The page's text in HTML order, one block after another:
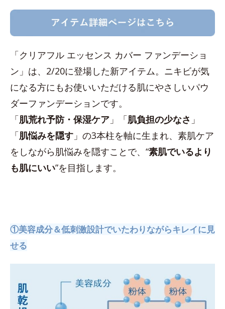
「クリアフル エッセンス カバー ファンデーショ
ン」は、2/20に登場した新アイテム。ニキビが気
になる方にもお使いいただける肌にやさしいパウ
ダーファンデーションです。
「肌荒れ予防・保湿ケア 」「肌負担の少なさ 」
「肌悩みを隠す 」の3本柱を軸に生まれ、素肌ケア
をしながら肌悩みを隠すことで、“素肌でいるより
も肌にいい”を目指します。
①美容成分＆低刺激設計でいたわりながらキレイに見
せる